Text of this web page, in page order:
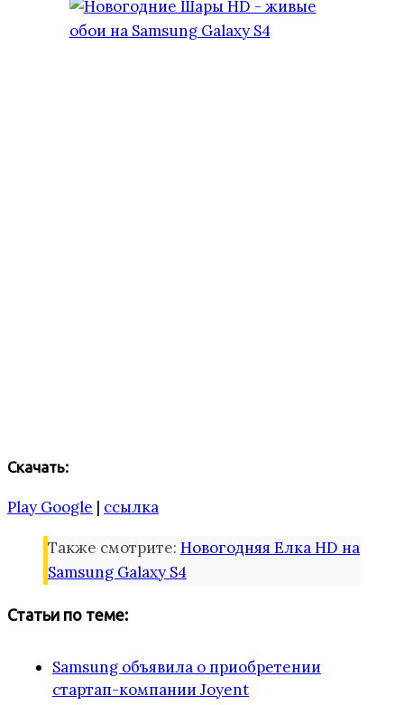
Скачать:
Play Google | ссылка
Также смотрите: Новогодняя Елка HD на
Samsung Galaxy S4
Статьи по теме:
Samsung объявила о приобретении
стартап-компании Joyent